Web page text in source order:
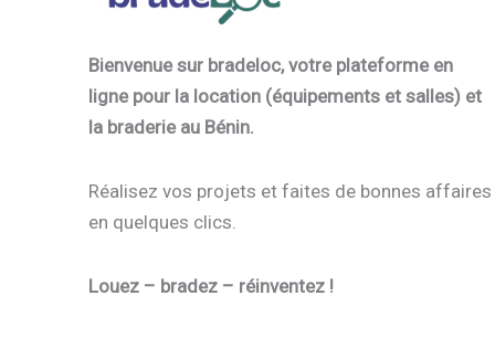
Bienvenue sur bradeloc, votre plateforme en
ligne pour la location (équipements et salles) et
la braderie au Bénin.
Réalisez vos projets et faites de bonnes affaires
en quelques clics.
Louez – bradez – réinventez !